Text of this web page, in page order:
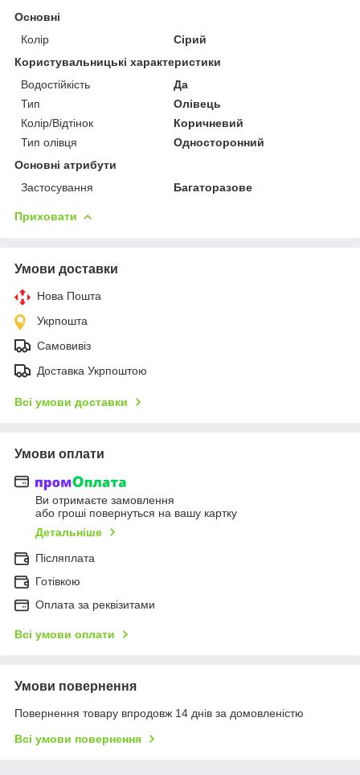
Основні
Колір
Сірий
Користувальницькі характеристики
Водостійкість
Да
Тип
Олівець
Колір/Відтінок
Коричневий
Тип олівця
Односторонний
Основні атрибути
Застосування
Багаторазове
Приховати
Умови доставки
Нова Пошта
Укрпошта
Самовивіз
Доставка Укрпоштою
Всі умови доставки
Умови оплати
Ви отримаєте замовлення
або гроші повернуться на вашу картку
Детальніше
Післяплата
Готівкою
Оплата за реквізитами
Всі умови оплати
Умови повернення
Повернення товару впродовж 14 днів за домовленістю
Всі умови повернення